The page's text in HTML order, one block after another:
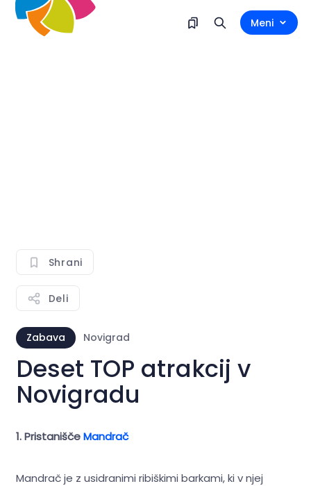
Meni
Shrani
Deli
Zabava Novigrad
Deset TOP atrakcij v
Novigradu
1. PristaniščeMandrač
Mandrač je z usidranimi ribiškimi barkami, ki v njej